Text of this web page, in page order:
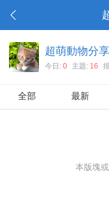
超萌動物分享
今日: 0 主題: 16
全部 最新
本版塊